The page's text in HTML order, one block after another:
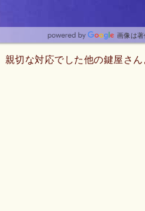
画像は
親切な対応でした他の鍵屋さ